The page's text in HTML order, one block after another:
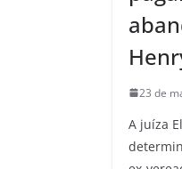
23 de
A juíza